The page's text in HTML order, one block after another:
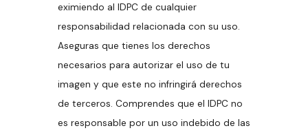
eximiendo al IDPC de cualquier
responsabilidad relacionada con su uso.
Aseguras que tienes los derechos
necesarios para autorizar el uso de tu
imagen y que este no infringirá derechos
de terceros. Comprendes que el IDPC no
es responsable por un uso indebido de las